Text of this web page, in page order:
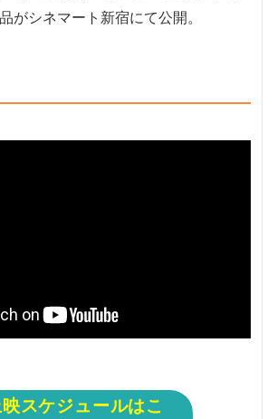
がシネマート新宿にて公開。
スケジュールはこ